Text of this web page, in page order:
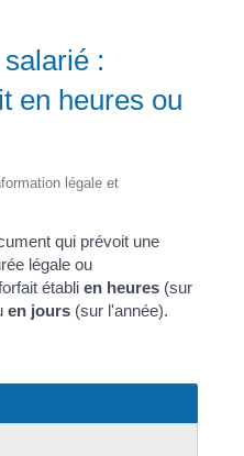
:
en heures ou
légale et
qui prévoit une
légale ou
établien heures (sur
en jours (sur l'année).